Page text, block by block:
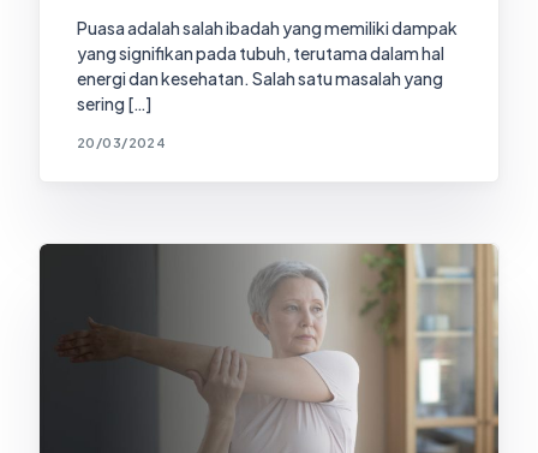
Puasa adalah salah ibadah yang memiliki dampak
yang signifikan pada tubuh, terutama dalam hal
energi dan kesehatan. Salah satu masalah yang
sering […]
20/03/2024